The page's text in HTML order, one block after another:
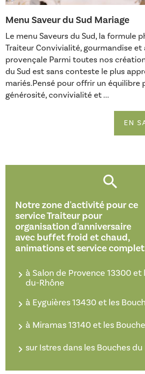
Menu Saveur du Sud Mariage
Le menu Saveurs du Sud, la formule
Traiteur Convivialité, gourmandise
provençale Parmi toutes nos
du Sud est sans conteste le plus
mariés.Pensé pour offrir un équilibre
générosité, convivialité et ...
EN
Notre zone d'activité pour ce
service Traiteur pour
organisation d'anniversaire
avec buffet froid et chaud,
animations et service complet
à Salon de Provence 13300 et
du-Rhône
à Eyguières 13430 et les
à Miramas 13140 et les
sur Istres dans les Bouches du